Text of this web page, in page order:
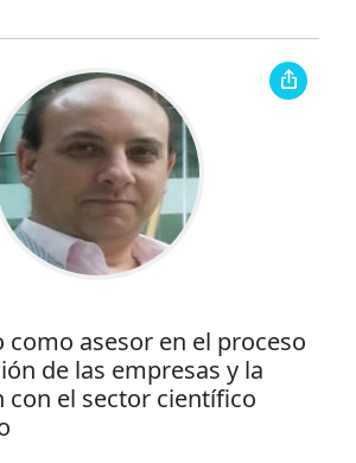
como asesor en el proceso
de las empresas y la
con el sector científico